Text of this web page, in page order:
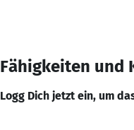
Fähigkeiten und
Logg Dich jetzt ein, um